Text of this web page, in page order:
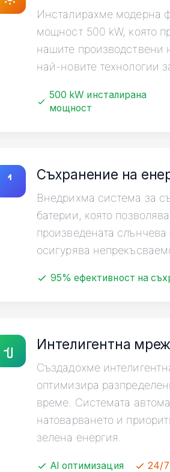
Инсталирахме модерна
мощност 500 kW, която
нашите производствени
най-новите технологии
500 kW инсталирана
мощност
Съхранение на
Внедрихма система за
батерии, която
произведената
осигурява
95% ефективност на
Интелигентна
Създадохме
оптимизира
време. Системата
натоварването и
зелена енергия.
AI оптимизация 24/7